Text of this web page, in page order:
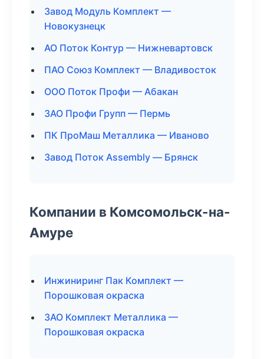
Завод Модуль Комплект —
Новокузнецк
АО Поток Контур — Нижневартовск
ПАО Союз Комплект — Владивосток
ООО Поток Профи — Абакан
ЗАО Профи Групп — Пермь
ПК ПроМаш Металлика — Иваново
Завод Поток Assembly — Брянск
Компании в Комсомольск-на-
Амуре
Инжиниринг Пак Комплект —
Порошковая окраска
ЗАО Комплект Металлика —
Порошковая окраска